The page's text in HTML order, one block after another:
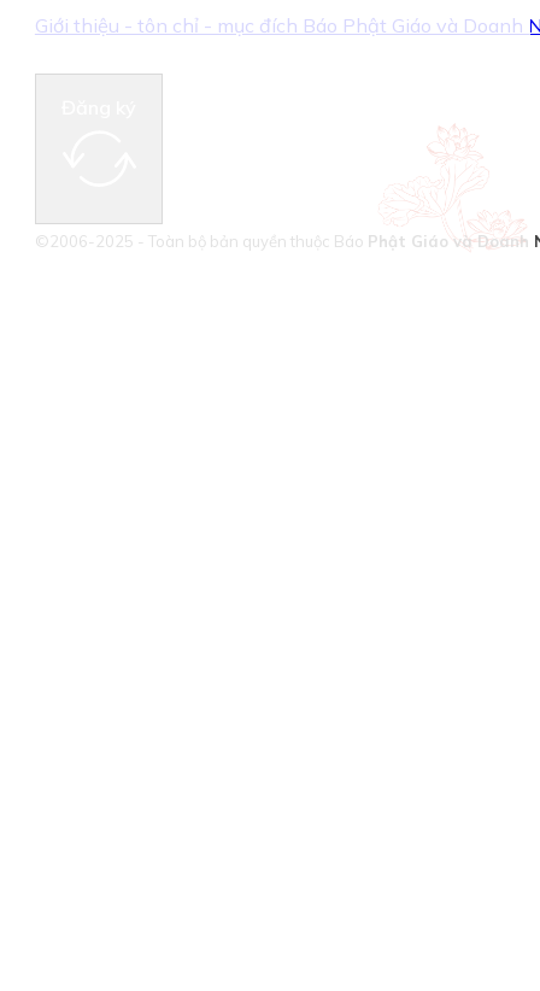
Giới thiệu - tôn chỉ - mục đích Báo Phật Giáo và Doanh
©2006-2025 - Toàn bộ bản quyền thuộc Báo Phật Giáo và Doanh